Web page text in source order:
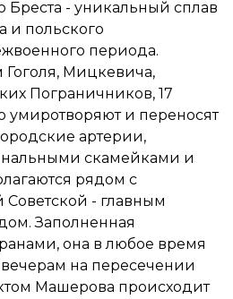
Бреста - уникальный сплав
и польского
периода.
Мицкевича,
Пограничников, 17
умиротворяют и переносят
артерии,
скамейками и
рядом с
- главным
Заполненная
она в любое время
на пересечении
Машерова происходит